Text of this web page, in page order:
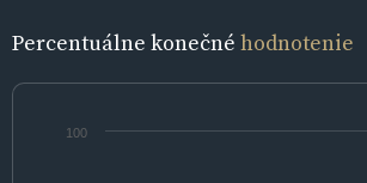
Percentuálne konečné hodnotenie
100